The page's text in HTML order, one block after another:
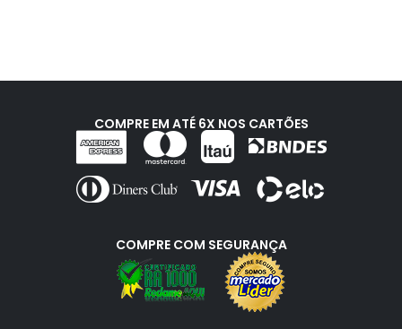
COMPRE EM ATÉ 6X NOS CARTÕES
COMPRE COM SEGURANÇA